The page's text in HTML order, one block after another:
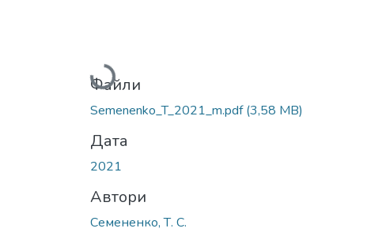
Вантажиться...
Файли
Semenenko_T_2021_m.pdf(3,58 MB)
Дата
2021
Автори
Семененко, Т. С.